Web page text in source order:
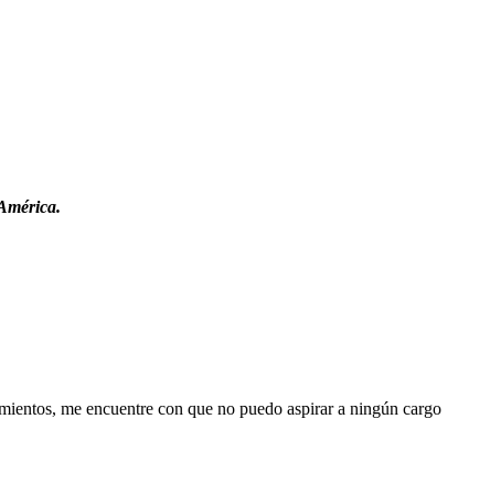
me encuentre con que no puedo aspirar a ningún cargo